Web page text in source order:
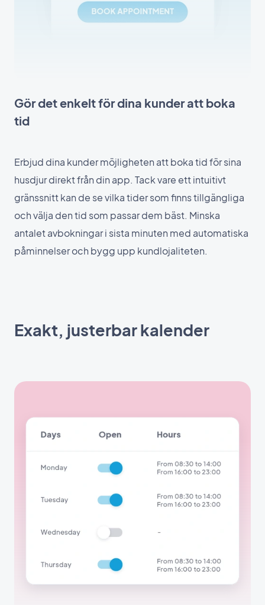
Gör det enkelt för dina kunder att boka
tid
Erbjud dina kunder möjligheten att boka tid för sina
husdjur direkt från din app. Tack vare ett intuitivt
gränssnitt kan de se vilka tider som finns tillgängliga
och välja den tid som passar dem bäst. Minska
antalet avbokningar i sista minuten med automatiska
påminnelser och bygg upp kundlojaliteten.
Exakt, justerbar kalender